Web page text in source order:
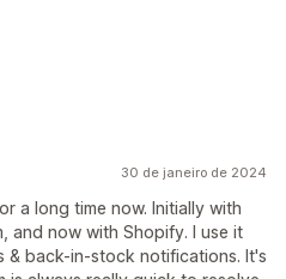
30 de janeiro de 2024
a long time now. Initially with
and now with Shopify. I use it
& back-in-stock notifications. It's